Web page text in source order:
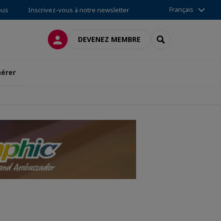
Inscrivez-vous à notre newsletter Français
CONNEXIONDEVENEZ MEMBRE RECHERCHER